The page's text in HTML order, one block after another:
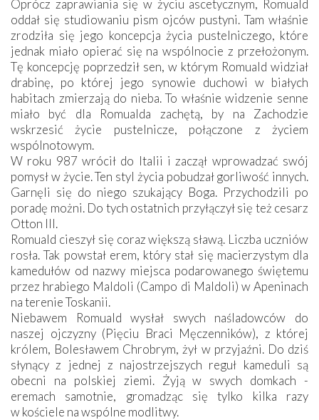
Oprócz zaprawiania się w życiu ascetycznym, Romuald
oddał się studiowaniu pism ojców pustyni. Tam właśnie
zrodziła się jego koncepcja życia pustelniczego, które
jednak miało opierać się na wspólnocie z przełożonym.
Tę koncepcję poprzedził sen, w którym Romuald widział
drabinę, po której jego synowie duchowi w białych
habitach zmierzają do nieba. To właśnie widzenie senne
miało być dla Romualda zachętą, by na Zachodzie
wskrzesić życie pustelnicze, połączone z życiem
wspólnotowym.
W roku 987 wrócił do Italii i zaczął wprowadzać swój
pomysł w życie. Ten styl życia pobudzał gorliwość innych.
Garnęli się do niego szukający Boga. Przychodzili po
poradę możni. Do tych ostatnich przyłączył się też cesarz
Otton III.
Romuald cieszył się coraz większą sławą. Liczba uczniów
rosła. Tak powstał erem, który stał się macierzystym dla
kamedułów od nazwy miejsca podarowanego świętemu
przez hrabiego Maldoli (Campo di Maldoli) w Apeninach
na terenie Toskanii.
Niebawem Romuald wysłał swych naśladowców do
naszej ojczyzny (Pięciu Braci Męczenników), z której
królem, Bolesławem Chrobrym, żył w przyjaźni. Do dziś
słynący z jednej z najostrzejszych reguł kameduli są
obecni na polskiej ziemi. Żyją w swych domkach -
eremach samotnie, gromadząc się tylko kilka razy
w kościele na wspólne modlitwy.